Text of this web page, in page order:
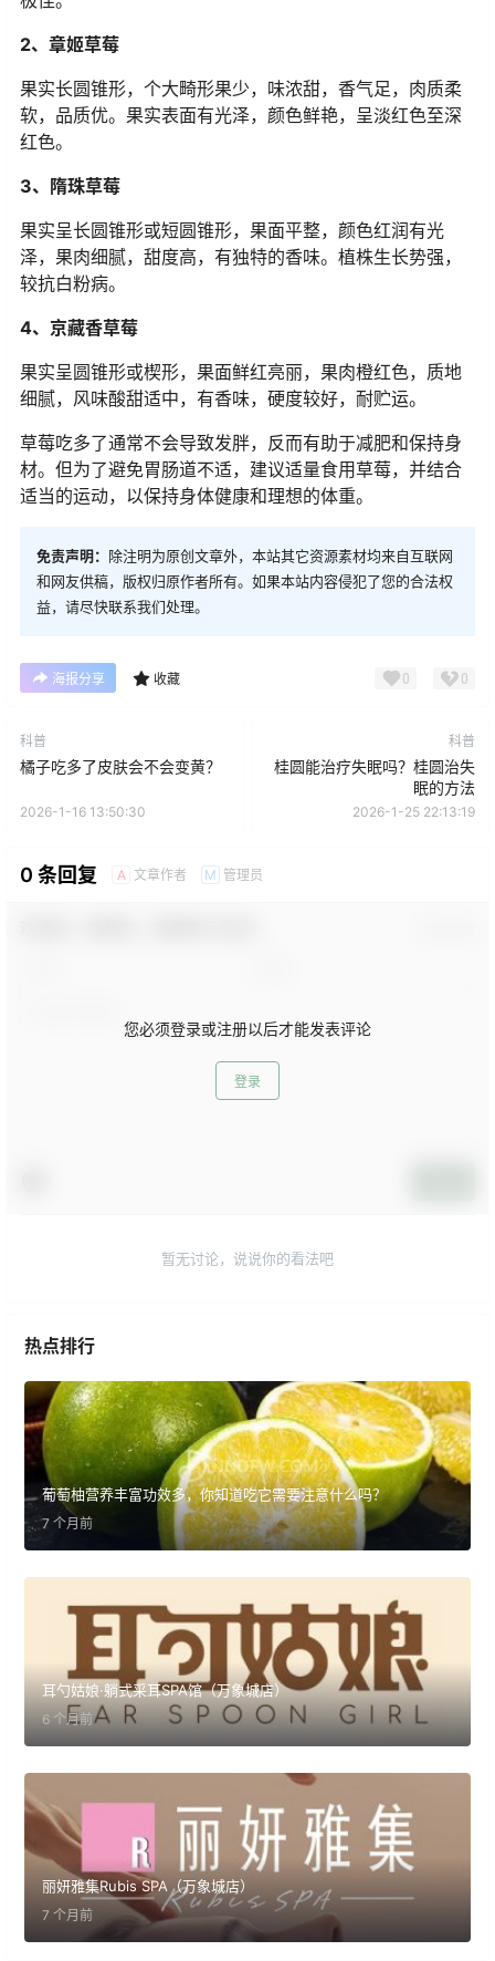
2、章姬草莓
果实长圆锥形，个大畸形果少，味浓甜，香气足，肉质柔
软，品质优。果实表面有光泽，颜色鲜艳，呈淡红色至深
红色。
3、隋珠草莓
果实呈长圆锥形或短圆锥形，果面平整，颜色红润有光
泽，果肉细腻，甜度高，有独特的香味。植株生长势强，
较抗白粉病。
4、京藏香草莓
果实呈圆锥形或楔形，果面鲜红亮丽，果肉橙红色，质地
细腻，风味酸甜适中，有香味，硬度较好，耐贮运。
草莓吃多了通常不会导致发胖，反而有助于减肥和保持身
材。但为了避免胃肠道不适，建议适量食用草莓，并结合
适当的运动，以保持身体健康和理想的体重。
免责声明： 除注明为原创文章外，本站其它资源素材均来自互联网
和网友供稿，版权归原作者所有。如果本站内容侵犯了您的合法权
益，请尽快联系我们处理。
海报分享 收藏 0 0
科普
橘子吃多了皮肤会不会变黄？
2026-1-16 13:50:30
科普
桂圆能治疗失眠吗？桂圆治失
眠的方法
2026-1-25 22:13:19
0 条回复 A 文章作者 M 管理员
您必须登录或注册以后才能发表评论
登录
暂无讨论，说说你的看法吧
热点排行
葡萄柚营养丰富功效多，你知道吃它需要注意什么吗？
7 个月前
耳勺姑娘·躺式采耳SPA馆（万象城店）
6 个月前
丽妍雅集Rubis SPA（万象城店）
7 个月前